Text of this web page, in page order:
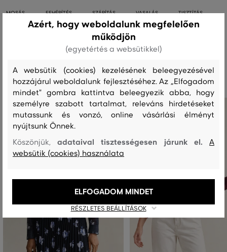
MOSÁS FEHÉRÍTÉS SZÁRÍTÁS VASALÁS TISZTÍTÁS
Azért, hogy weboldalunk megfelelően
működjön
(egyetértés a websütikkel)
A websütik (cookies) kezelésének beleegyezésével
hozzájárul weboldalunk fejlesztéséhez. Az „Elfogadom
mindet" gombra kattintva beleegyezik abba, hogy
személyre szabott tartalmat, releváns hirdetéseket
mutassunk és vonzó, online vásárlási élményt
nyújtsunk Önnek.
Köszönjük,adataival tisztességesen járunk el.A
websütik (cookies) használata
RÉSZLETES BEÁLLÍTÁSOK
ELFOGADOM MINDET